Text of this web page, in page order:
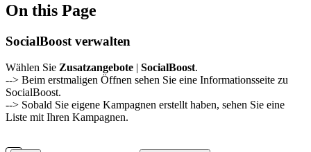
On this Page
SocialBoost verwalten
Wählen Sie Zusatzangebote | SocialBoost.
--> Beim erstmaligen Öffnen sehen Sie eine Informationsseite zu
SocialBoost.
--> Sobald Sie eigene Kampagnen erstellt haben, sehen Sie eine
Liste mit Ihren Kampagnen.